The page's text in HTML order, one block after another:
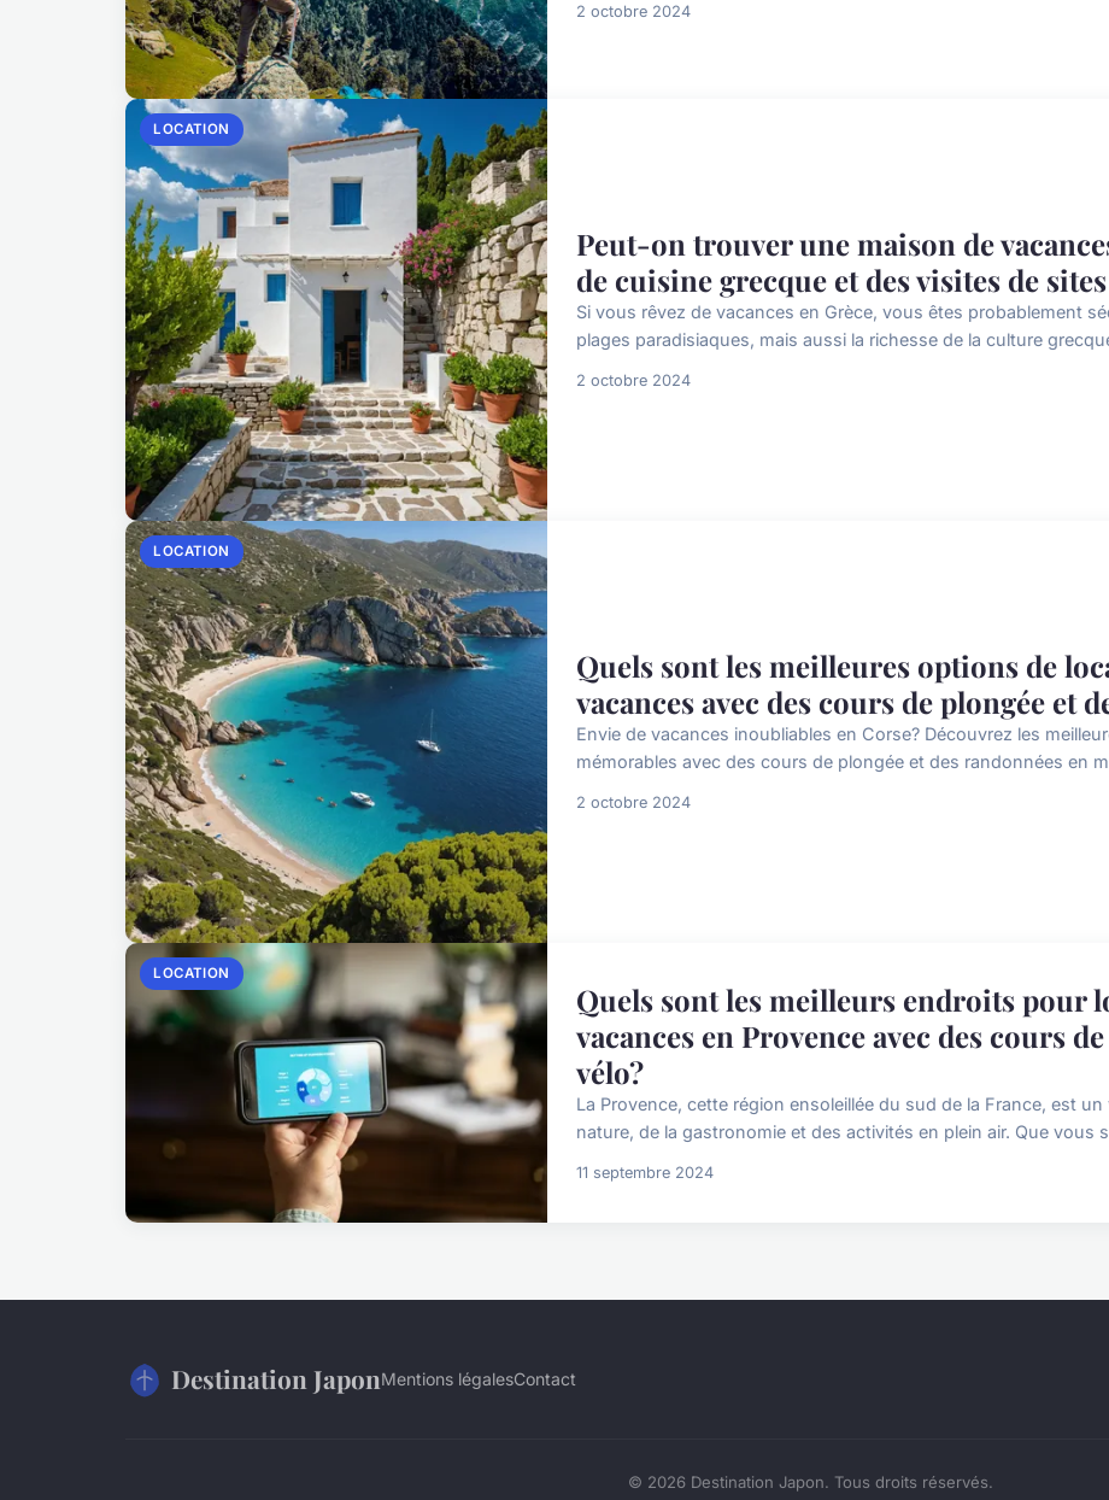
2 octobre 2024
LOCATION
Peut-on trouver une maison de
de cuisine grecque et des visites de
Si vous rêvez de vacances en Grèce, vous êtes probablement
plages paradisiaques, mais aussi la richesse de la culture
2 octobre 2024
LOCATION
Quels sont les meilleures options de
vacances avec des cours de plongée et
Envie de vacances inoubliables en Corse? Découvrez les
mémorables avec des cours de plongée et des randonnées en
2 octobre 2024
LOCATION
Quels sont les meilleurs endroits pour
vacances en Provence avec des cours
vélo?
La Provence, cette région ensoleillée du sud de la France, est
nature, de la gastronomie et des activités en plein air. Que vous
11 septembre 2024
Destination JaponMentions légalesContact
© 2026 Destination Japon. Tous droits réservés.